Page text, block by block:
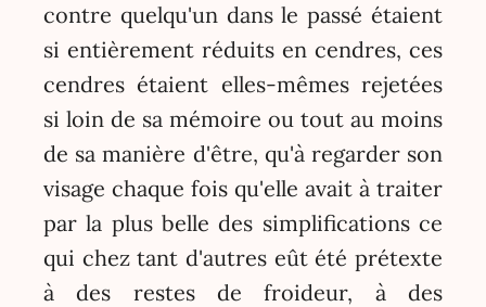
contre quelqu'un dans le passé étaient
si entièrement réduits en cendres, ces
cendres étaient elles-mêmes rejetées
si loin de sa mémoire ou tout au moins
de sa manière d'être, qu'à regarder son
visage chaque fois qu'elle avait à traiter
par la plus belle des simplifications ce
qui chez tant d'autres eût été prétexte
à des restes de froideur, à des